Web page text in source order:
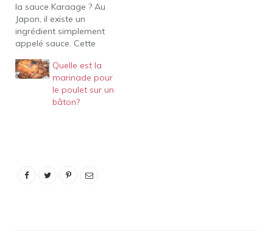
assaisonnée, puis
enrobée de farine, c'est
du karaage.…
la sauce Karaage ? Au
Japon, il existe un
ingrédient simplement
appelé sauce. Cette
de nombreux plats de la
cuisine japonaise et est
parfois appelée sauce
tonkatsu, une sauce
Quelle est la
marinade pour
le poulet sur un
bâton?